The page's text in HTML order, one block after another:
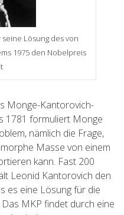
Lösung des von
1975 den Nobelpreis
Monge-Kantorovich-
1781 formuliert Monge
nämlich die Frage,
Masse von einem
kann. Fast 200
Leonid Kantorovich den
es eine Lösung für die
MKP findet durch eine